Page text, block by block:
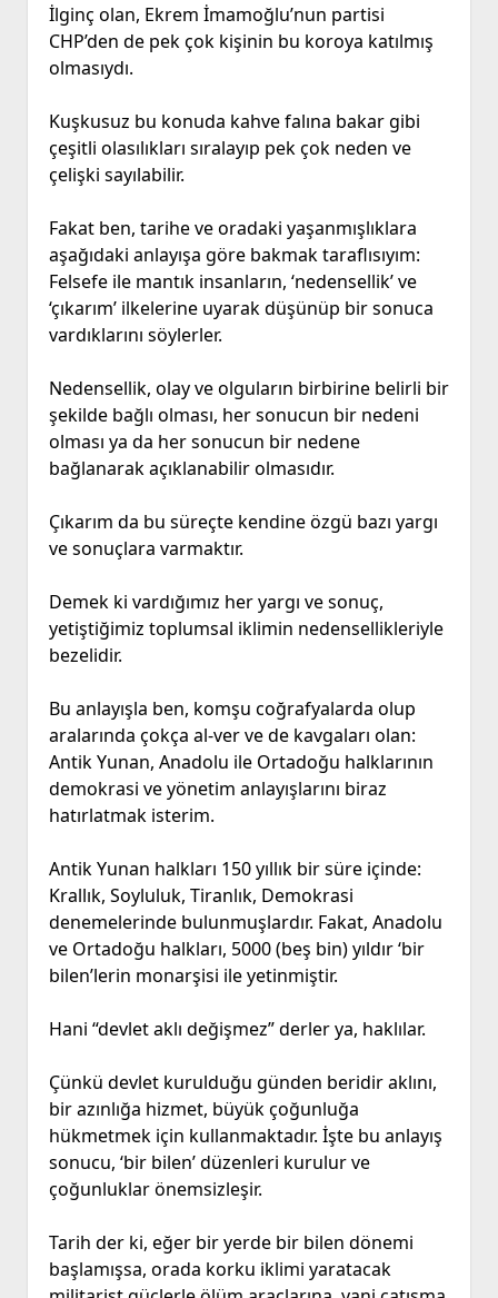
İlginç olan, Ekrem İmamoğlu’nun partisi
CHP’den de pek çok kişinin bu koroya katılmış
olmasıydı.
Kuşkusuz bu konuda kahve falına bakar gibi
çeşitli olasılıkları sıralayıp pek çok neden ve
çelişki sayılabilir.
Fakat ben, tarihe ve oradaki yaşanmışlıklara
aşağıdaki anlayışa göre bakmak taraflısıyım:
Felsefe ile mantık insanların, ‘nedensellik’ ve
‘çıkarım’ ilkelerine uyarak düşünüp bir sonuca
vardıklarını söylerler.
Nedensellik, olay ve olguların birbirine belirli bir
şekilde bağlı olması, her sonucun bir nedeni
olması ya da her sonucun bir nedene
bağlanarak açıklanabilir olmasıdır.
Çıkarım da bu süreçte kendine özgü bazı yargı
ve sonuçlara varmaktır.
Demek ki vardığımız her yargı ve sonuç,
yetiştiğimiz toplumsal iklimin nedensellikleriyle
bezelidir.
Bu anlayışla ben, komşu coğrafyalarda olup
aralarında çokça al-ver ve de kavgaları olan:
Antik Yunan, Anadolu ile Ortadoğu halklarının
demokrasi ve yönetim anlayışlarını biraz
hatırlatmak isterim.
Antik Yunan halkları 150 yıllık bir süre içinde:
Krallık, Soyluluk, Tiranlık, Demokrasi
denemelerinde bulunmuşlardır. Fakat, Anadolu
ve Ortadoğu halkları, 5000 (beş bin) yıldır ‘bir
bilen’lerin monarşisi ile yetinmiştir.
Hani “devlet aklı değişmez” derler ya, haklılar.
Çünkü devlet kurulduğu günden beridir aklını,
bir azınlığa hizmet, büyük çoğunluğa
hükmetmek için kullanmaktadır. İşte bu anlayış
sonucu, ‘bir bilen’ düzenleri kurulur ve
çoğunluklar önemsizleşir.
Tarih der ki, eğer bir yerde bir bilen dönemi
başlamışsa, orada korku iklimi yaratacak